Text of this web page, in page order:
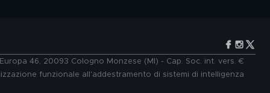
46, 20093 Cologno Monzese (MI) - Cap. Soc. int. vers. €
funzionale all'addestramento di sistemi di intelligenza